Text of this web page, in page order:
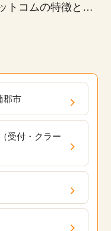
トコムの特徴とし
パート、時短勤務
、ブランクがある
が活躍している職
の派遣・委託現場
研修プログラム
的なフィードバッ
アップを支援しま
郡市
受付・クラー